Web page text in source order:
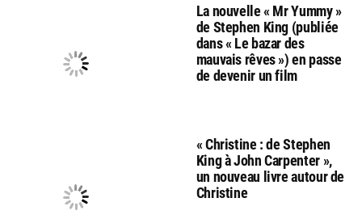
La nouvelle « Mr Yummy »
de Stephen King (publiée
dans « Le bazar des
mauvais rêves ») en passe
de devenir un film
« Christine : de Stephen
King à John Carpenter »,
un nouveau livre autour de
Christine